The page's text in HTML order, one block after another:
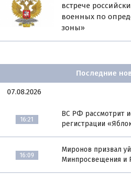
встрече
военных по
зоны»
Последние
07.08.2026
16:21
ВС РФ рассмотрит
регистрации
16:09
Миронов призвал
Минпросвещения и